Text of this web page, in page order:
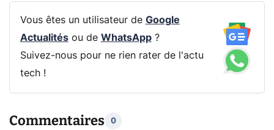
Vous êtes un utilisateur de Google
Actualitésou de WhatsApp?
Suivez-nous pour ne rien rater de l'actu
tech !
Commentaires 0